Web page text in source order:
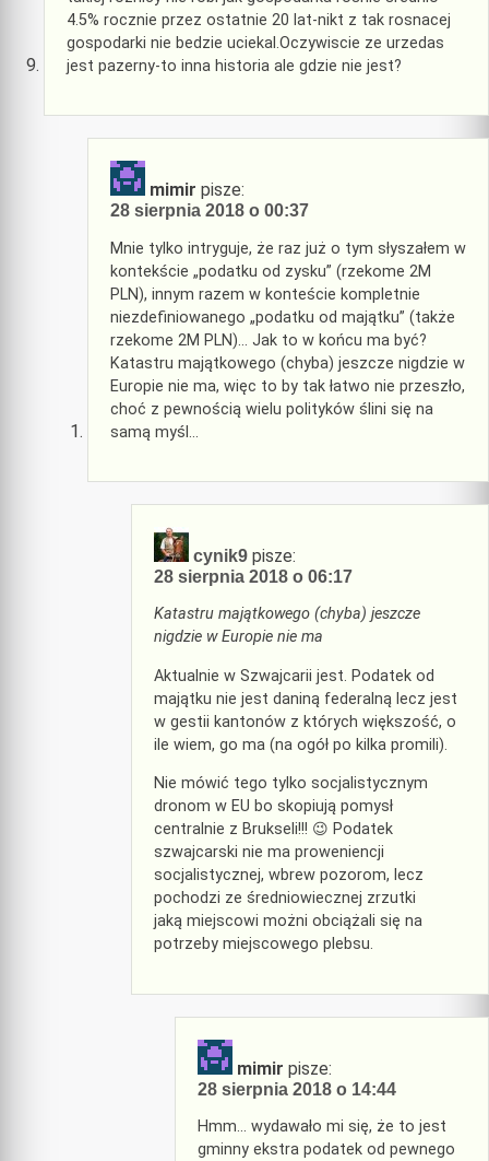
4.5% rocznie przez ostatnie 20 lat-nikt z tak rosnacej
gospodarki nie bedzie uciekal.Oczywiscie ze urzedas
jest pazerny-to inna historia ale gdzie nie jest?
mimir pisze:
28 sierpnia 2018 o 00:37
Mnie tylko intryguje, że raz już o tym słyszałem w
kontekście „podatku od zysku” (rzekome 2M
PLN), innym razem w konteście kompletnie
niezdefiniowanego „podatku od majątku” (także
rzekome 2M PLN)… Jak to w końcu ma być?
Katastru majątkowego (chyba) jeszcze nigdzie w
Europie nie ma, więc to by tak łatwo nie przeszło,
choć z pewnością wielu polityków ślini się na
samą myśl…
cynik9 pisze:
28 sierpnia 2018 o 06:17
Katastru majątkowego (chyba) jeszcze
nigdzie w Europie nie ma
Aktualnie w Szwajcarii jest. Podatek od
majątku nie jest daniną federalną lecz jest
w gestii kantonów z których większość, o
ile wiem, go ma (na ogół po kilka promili).
Nie mówić tego tylko socjalistycznym
dronom w EU bo skopiują pomysł
centralnie z Brukseli!!! 😉 Podatek
szwajcarski nie ma proweniencji
socjalistycznej, wbrew pozorom, lecz
pochodzi ze średniowiecznej zrzutki
jaką miejscowi możni obciążali się na
potrzeby miejscowego plebsu.
mimir pisze:
28 sierpnia 2018 o 14:44
Hmm… wydawało mi się, że to jest
gminny ekstra podatek od pewnego